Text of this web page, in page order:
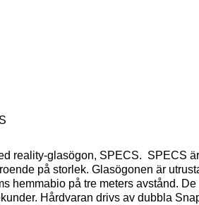
reality-glasögon, SPECS. SPECS
på storlek. Glasögonen är
hemmabio på tre meters avstånd.
Hårdvaran drivs av dubbla